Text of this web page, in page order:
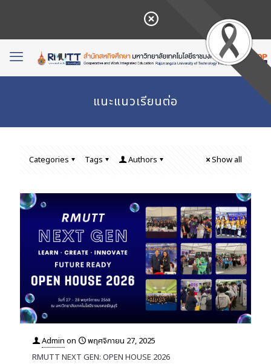
แนะแนวเรียนต่อ
Categories Tags Authors Show all
Admin on
พฤศจิกายน 27, 2025
RMUTT NEXT GEN: OPEN HOUSE 2026